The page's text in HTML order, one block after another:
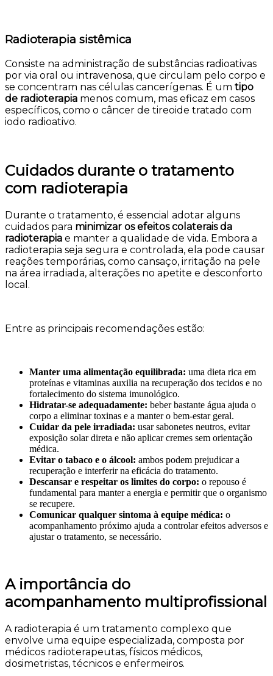
Radioterapia sistêmica
Consiste na administração de substâncias radioativas
por via oral ou intravenosa, que circulam pelo corpo e
se concentram nas células cancerígenas. É um tipo
de radioterapia menos comum, mas eficaz em casos
específicos, como o câncer de tireoide tratado com
iodo radioativo.
Cuidados durante o tratamento
com radioterapia
Durante o tratamento, é essencial adotar alguns
cuidados para minimizar os efeitos colaterais da
radioterapia e manter a qualidade de vida. Embora a
radioterapia seja segura e controlada, ela pode causar
reações temporárias, como cansaço, irritação na pele
na área irradiada, alterações no apetite e desconforto
local.
Entre as principais recomendações estão:
Manter uma alimentação equilibrada: uma dieta rica em
proteínas e vitaminas auxilia na recuperação dos tecidos e no
fortalecimento do sistema imunológico.
Hidratar-se adequadamente: beber bastante água ajuda o
corpo a eliminar toxinas e a manter o bem-estar geral.
Cuidar da pele irradiada: usar sabonetes neutros, evitar
exposição solar direta e não aplicar cremes sem orientação
médica.
Evitar o tabaco e o álcool: ambos podem prejudicar a
recuperação e interferir na eficácia do tratamento.
Descansar e respeitar os limites do corpo: o repouso é
fundamental para manter a energia e permitir que o organismo
se recupere.
Comunicar qualquer sintoma à equipe médica: o
acompanhamento próximo ajuda a controlar efeitos adversos e
ajustar o tratamento, se necessário.
A importância do
acompanhamento multiprofissional
A radioterapia é um tratamento complexo que
envolve uma equipe especializada, composta por
médicos radioterapeutas, físicos médicos,
dosimetristas, técnicos e enfermeiros.